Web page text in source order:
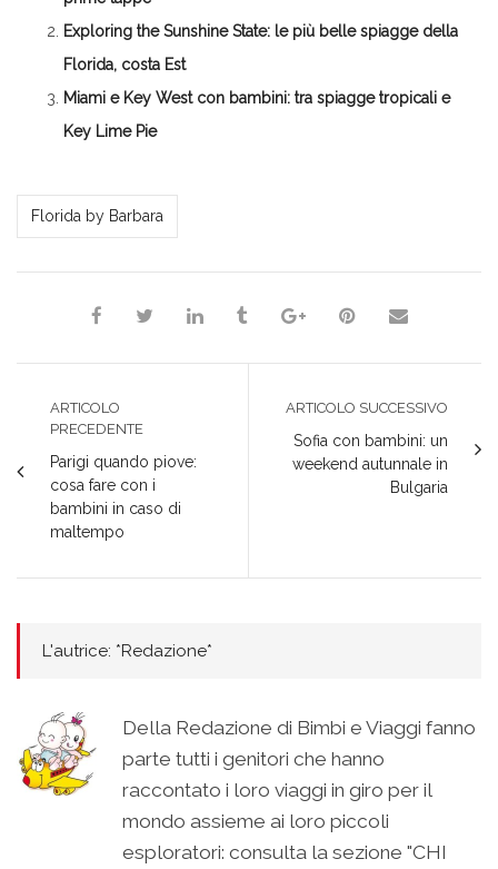
finestra)
Exploring the Sunshine State: le più belle spiagge della
Florida, costa Est
Miami e Key West con bambini: tra spiagge tropicali e
Key Lime Pie
*Redazione*
Florida by Barbara
ARTICOLO
PRECEDENTE
Parigi quando piove:
cosa fare con i
bambini in caso di
maltempo
ARTICOLO SUCCESSIVO
Sofia con bambini: un
weekend autunnale in
Bulgaria
L'autrice: *Redazione*
Della Redazione di Bimbi e Viaggi fanno
parte tutti i genitori che hanno
raccontato i loro viaggi in giro per il
mondo assieme ai loro piccoli
esploratori: consulta la sezione "CHI